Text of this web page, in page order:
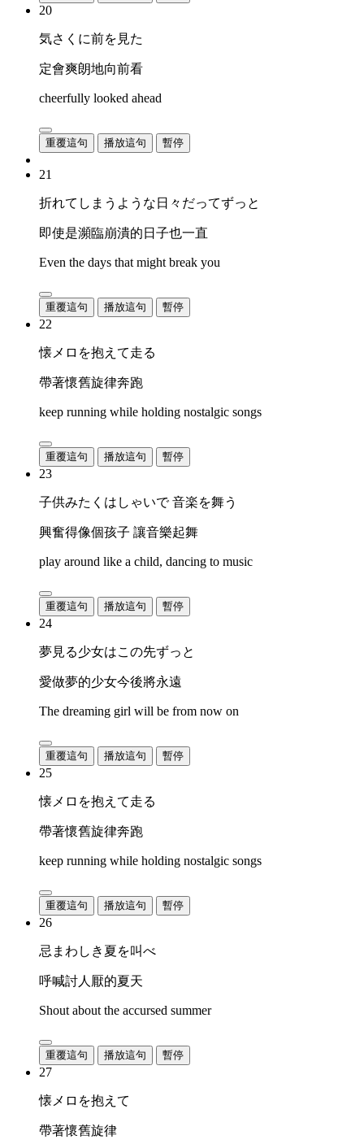
20
気さくに前を見た
定會爽朗地向前看
cheerfully looked ahead
重覆這句 播放這句 暫停
21
折れてしまうような日々だってずっと
即使是瀕臨崩潰的日子也一直
Even the days that might break you
重覆這句 播放這句 暫停
22
懐メロを抱えて走る
帶著懷舊旋律奔跑
keep running while holding nostalgic songs
重覆這句 播放這句 暫停
23
子供みたくはしゃいで 音楽を舞う
興奮得像個孩子 讓音樂起舞
play around like a child, dancing to music
重覆這句 播放這句 暫停
24
夢見る少女はこの先ずっと
愛做夢的少女今後將永遠
The dreaming girl will be from now on
重覆這句 播放這句 暫停
25
懐メロを抱えて走る
帶著懷舊旋律奔跑
keep running while holding nostalgic songs
重覆這句 播放這句 暫停
26
忌まわしき夏を叫べ
呼喊討人厭的夏天
Shout about the accursed summer
重覆這句 播放這句 暫停
27
懐メロを抱えて
帶著懷舊旋律